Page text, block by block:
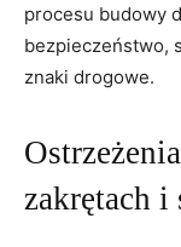
procesu budowy
bezpieczeństwo,
znaki drogowe.
zakrętach i